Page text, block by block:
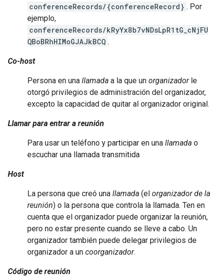
conferenceRecords/{conferenceRecord} . Por
ejemplo,
conferenceRecords/kRyYx8b7vNDsLpR1tG_cNjFU
QBoBRhHIMoGJAJkBCQ .
Co-host
Persona en una llamada a la que un organizadorle
otorgó privilegios de administración del organizador,
excepto la capacidad de quitar al organizador original.
Llamar para entrar a reunión
Para usar un teléfono y participar en una llamada o
escuchar una llamada transmitida
Host
La persona que creó una llamada (el organizador de la
reunión) o la persona que controla la llamada. Ten en
cuenta que el organizador puede organizar la reunión,
pero no estar presente cuando se lleve a cabo. Un
organizador también puede delegar privilegios de
organizador a un coorganizador.
Código de reunión